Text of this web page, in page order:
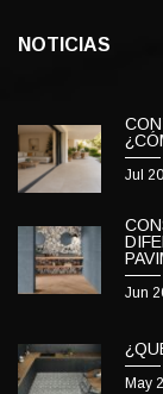
NOTICIAS
Jul
Jun
May